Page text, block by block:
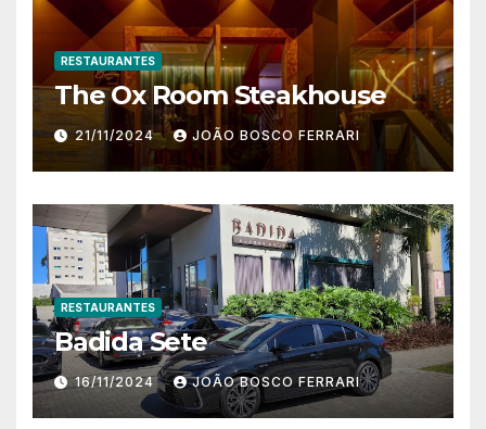
RESTAURANTES
The Ox Room Steakhouse
21/11/2024 JOÃO BOSCO FERRARI
RESTAURANTES
Badida Sete
16/11/2024 JOÃO BOSCO FERRARI